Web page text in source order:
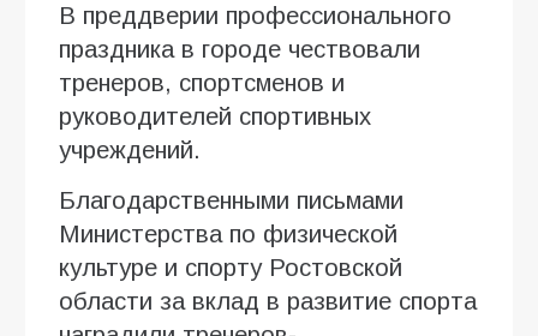
В преддверии профессионального
праздника в городе чествовали
тренеров, спортсменов и
руководителей спортивных
учреждений.
Благодарственными письмами
Министерства по физической
культуре и спорту Ростовской
области за вклад в развитие спорта